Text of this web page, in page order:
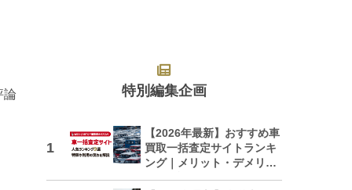
論 特別編集企画
【2026年最新】おすすめ車
買取一括査定サイトランキ
ング｜メリット・デメリッ
トも解説